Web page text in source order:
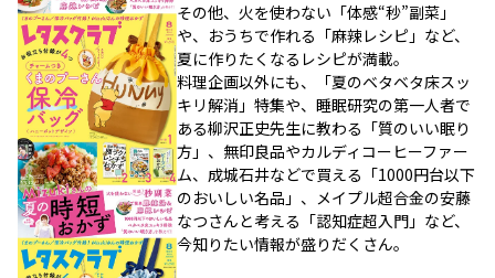
その他、火を使わない「体感“秒”副菜」
や、おうちで作れる「麻辣レシピ」など、
夏に作りたくなるレシピが満載。
料理企画以外にも、「夏のベタベタ床スッ
キリ解消」特集や、睡眠研究の第一人者で
ある柳沢正史先生に教わる「質のいい眠り
方」、無印良品やカルディコーヒーファー
ム、成城石井などで買える「1000円台以下
のおいしい名品」、メイプル超合金の安藤
なつさんと考える「認知症超入門」など、
今知りたい情報が盛りだくさん。